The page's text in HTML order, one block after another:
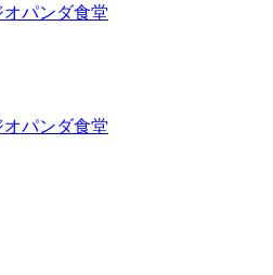
パンダ食堂
パンダ食堂